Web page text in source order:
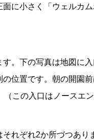
に小さく「ウェルカ
。下の写真は地図に
位置です。朝の開園
この入口はノースエン
れぞれ2か所づつあり